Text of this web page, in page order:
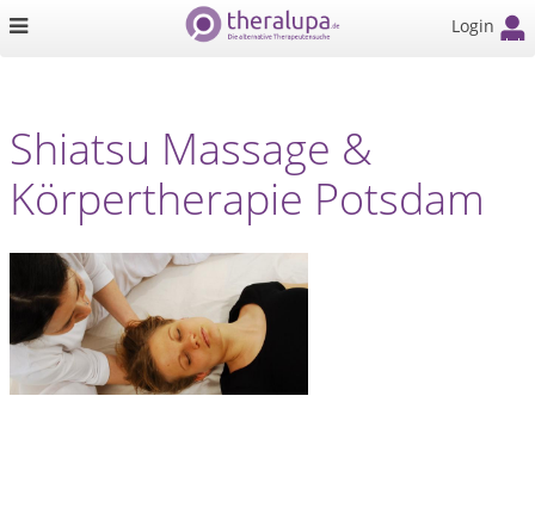
Login
Shiatsu Massage &
Körpertherapie Potsdam